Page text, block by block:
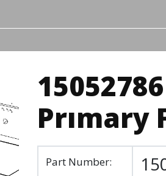
Prımary
Part Number: